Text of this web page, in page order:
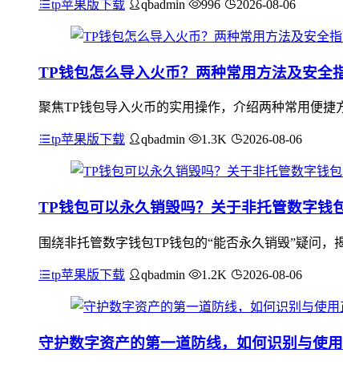
tp苹果版下载 qbadmin 996 2026-08-06
TP钱包怎么导入火币？两种常用方法及安全
聚焦TP钱包导入火币的实用操作，介绍两种常用便
tp苹果版下载 qbadmin 1.3K 2026-08-06
TP钱包可以永久销毁吗？关于非托管数字钱
围绕非托管数字钱包TP钱包的“能否永久销毁”疑问
tp苹果版下载 qbadmin 1.2K 2026-08-06
守护数字资产的第一道防线，如何识别与使